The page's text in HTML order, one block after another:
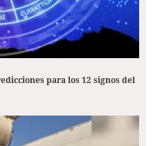
para los 12 signos del